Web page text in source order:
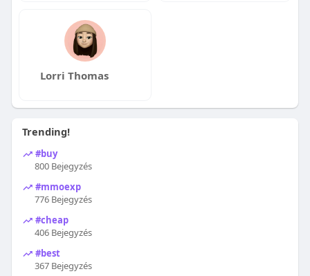
Lorri Thomas
Trending!
#buy
800 Bejegyzés
#mmoexp
776 Bejegyzés
#cheap
406 Bejegyzés
#best
367 Bejegyzés